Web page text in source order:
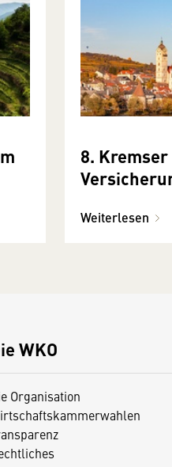
8. Kremser
Weiterlesen
WKO
Organisation